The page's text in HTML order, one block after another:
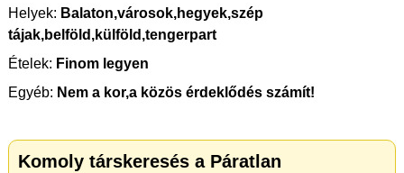
Helyek: Balaton,városok,hegyek,szép
tájak,belföld,külföld,tengerpart
Ételek: Finom legyen
Egyéb: Nem a kor,a közös érdeklődés számít!
Komoly társkeresés a Páratlan